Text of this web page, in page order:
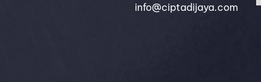
info@ciptadijaya.com